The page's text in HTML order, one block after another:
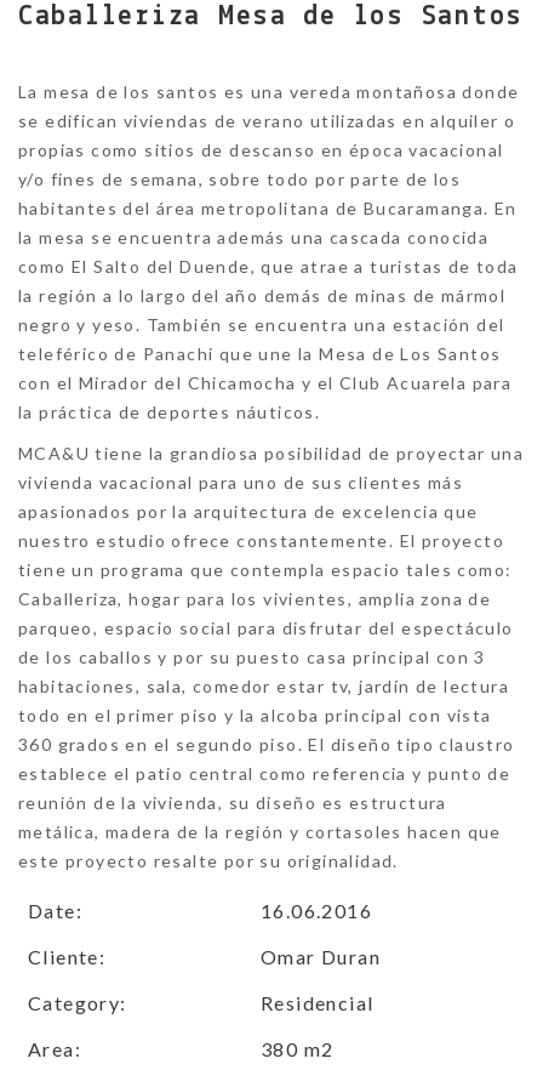
Caballeriza Mesa de los Santos
La mesa de los santos es una vereda montañosa donde
se edifican viviendas de verano utilizadas en alquiler o
propias como sitios de descanso en época vacacional
y/o fines de semana, sobre todo por parte de los
habitantes del área metropolitana de Bucaramanga. En
la mesa se encuentra además una cascada conocida
como El Salto del Duende, que atrae a turistas de toda
la región a lo largo del año demás de minas de mármol
negro y yeso. También se encuentra una estación del
teleférico de Panachi que une la Mesa de Los Santos
con el Mirador del Chicamocha y el Club Acuarela para
la práctica de deportes náuticos.
MCA&U tiene la grandiosa posibilidad de proyectar una
vivienda vacacional para uno de sus clientes más
apasionados por la arquitectura de excelencia que
nuestro estudio ofrece constantemente. El proyecto
tiene un programa que contempla espacio tales como:
Caballeriza, hogar para los vivientes, amplia zona de
parqueo, espacio social para disfrutar del espectáculo
de los caballos y por su puesto casa principal con 3
habitaciones, sala, comedor estar tv, jardín de lectura
todo en el primer piso y la alcoba principal con vista
360 grados en el segundo piso. El diseño tipo claustro
establece el patio central como referencia y punto de
reunión de la vivienda, su diseño es estructura
metálica, madera de la región y cortasoles hacen que
este proyecto resalte por su originalidad.
Date:
16.06.2016
Cliente:
Omar Duran
Category:
Residencial
Area:
380 m2